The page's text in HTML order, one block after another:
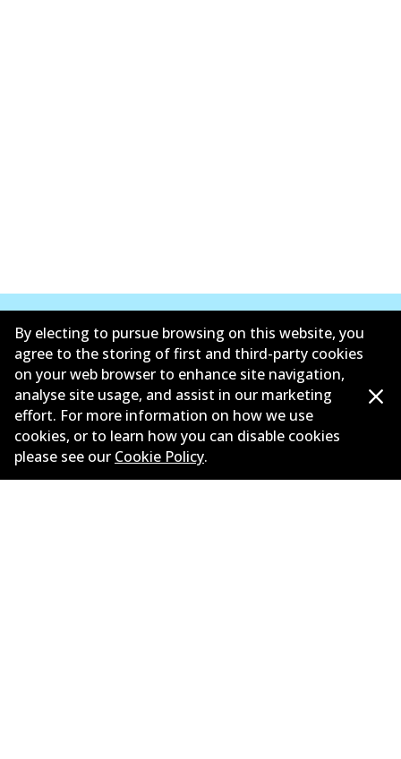
ข้อมูลบริษัท
ซัพพลายเออร์
ติดต่อ
By electing to pursue browsing on this website, you
agree to the storing of first and third-party cookies
on your web browser to enhance site navigation,
analyse site usage, and assist in our marketing
effort. For more information on how we use
cookies, or to learn how you can disable cookies
please see our Cookie Policy.